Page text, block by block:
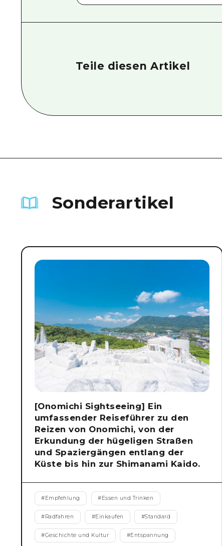
Teile diesen Artikel
Sonderartikel
[Onomichi Sightseeing] Ein
umfassender Reiseführer zu den
Reizen von Onomichi, von der
Erkundung der hügeligen Straßen
und Spaziergängen entlang der
Küste bis hin zur Shimanami Kaido.
#Empfehlung #Essen und Trinken
#Radfahren #Einkaufen #Standard
#Geschichte und Kultur #Entspannung